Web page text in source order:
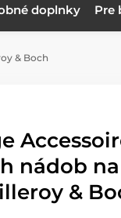
doplnky Pre
& Boch
nádob na
&